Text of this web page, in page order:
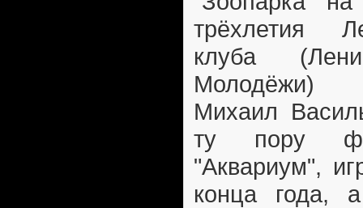
трёхлетия
клуба
Молодёжи)
Михаил
ту пору
"Аквариум",
конца года,